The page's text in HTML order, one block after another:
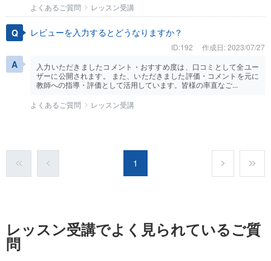
よくあるご質問
レッスン受講
レビューを入力するとどうなりますか？
ID:192
作成日: 2023/07/27
入力いただきましたコメント・おすすめ度は、口コミとして全ユー
ザーに公開されます。 また、いただきました評価・コメントを元に
教師への指導・評価として活用しています。皆様の率直なご...
よくあるご質問
レッスン受講
1
レッスン受講でよく見られているご質
問